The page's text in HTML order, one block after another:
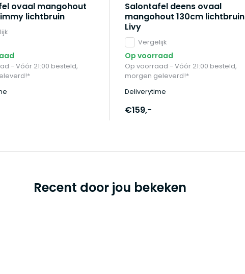
ovaal mangohout
lichtbruin
- Vóór 21:00 besteld,
Salontafel deens ovaal
mangohout 130cm lichtbruin
Livy
Vergelijk
Op voorraad
Op voorraad - Vóór 21:00 besteld,
morgen geleverd!*
Deliverytime
€159,-
Recent door jou bekeken